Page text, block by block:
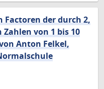
Factoren der durch 2,
von 1 bis 10
Anton Felkel,